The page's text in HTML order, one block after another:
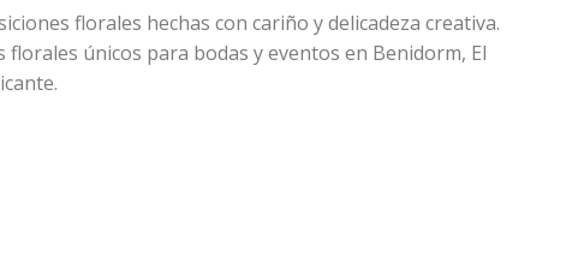
florales hechas con cariño y delicadeza creativa.
únicos para bodas y eventos en Benidorm, El